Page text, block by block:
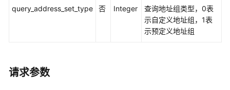
管
名
单
query_address_set_type 否 Integer
查询地址组类型，0表
示自定义地址组，1表
示预定义地址组
请求参数